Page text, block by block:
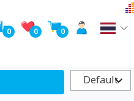
0 0 0
Default